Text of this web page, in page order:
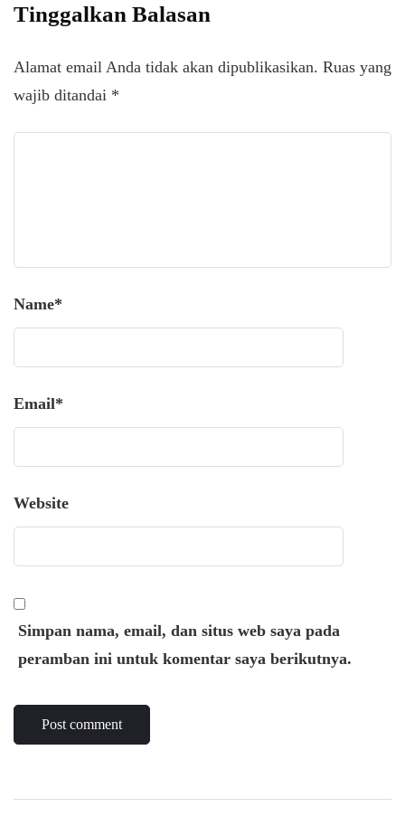
Tinggalkan Balasan
Alamat email Anda tidak akan dipublikasikan. Ruas yang
wajib ditandai *
Name*
Email*
Website
Simpan nama, email, dan situs web saya pada
peramban ini untuk komentar saya berikutnya.